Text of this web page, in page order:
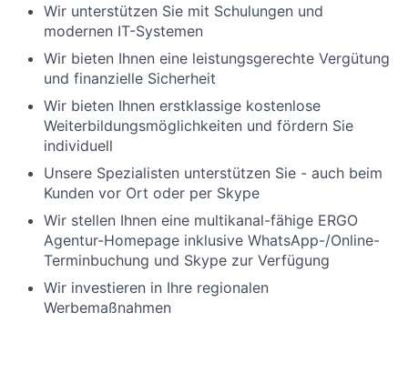
Wir unterstützen Sie mit Schulungen und
modernen IT-Systemen
Wir bieten Ihnen eine leistungsgerechte Vergütung
und finanzielle Sicherheit
Wir bieten Ihnen erstklassige kostenlose
Weiterbildungsmöglichkeiten und fördern Sie
individuell
Unsere Spezialisten unterstützen Sie - auch beim
Kunden vor Ort oder per Skype
Wir stellen Ihnen eine multikanal-fähige ERGO
Agentur-Homepage inklusive WhatsApp-/Online-
Terminbuchung und Skype zur Verfügung
Wir investieren in Ihre regionalen
Werbemaßnahmen